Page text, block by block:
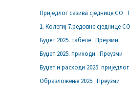
Приједлог сазива сједнице СО
1. Колегиј 7.редовне сједнице СО
Буџет 2025. табеле Преузми
Буџет 2025. приходи
Преузми
Буџет и расходи 2025. приједлог
Образложење 2025 Преузми